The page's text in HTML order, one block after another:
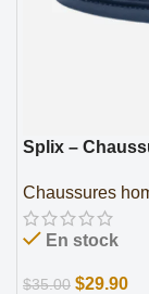
Splix –
Chaussures
En stock
$35.00 $29.90